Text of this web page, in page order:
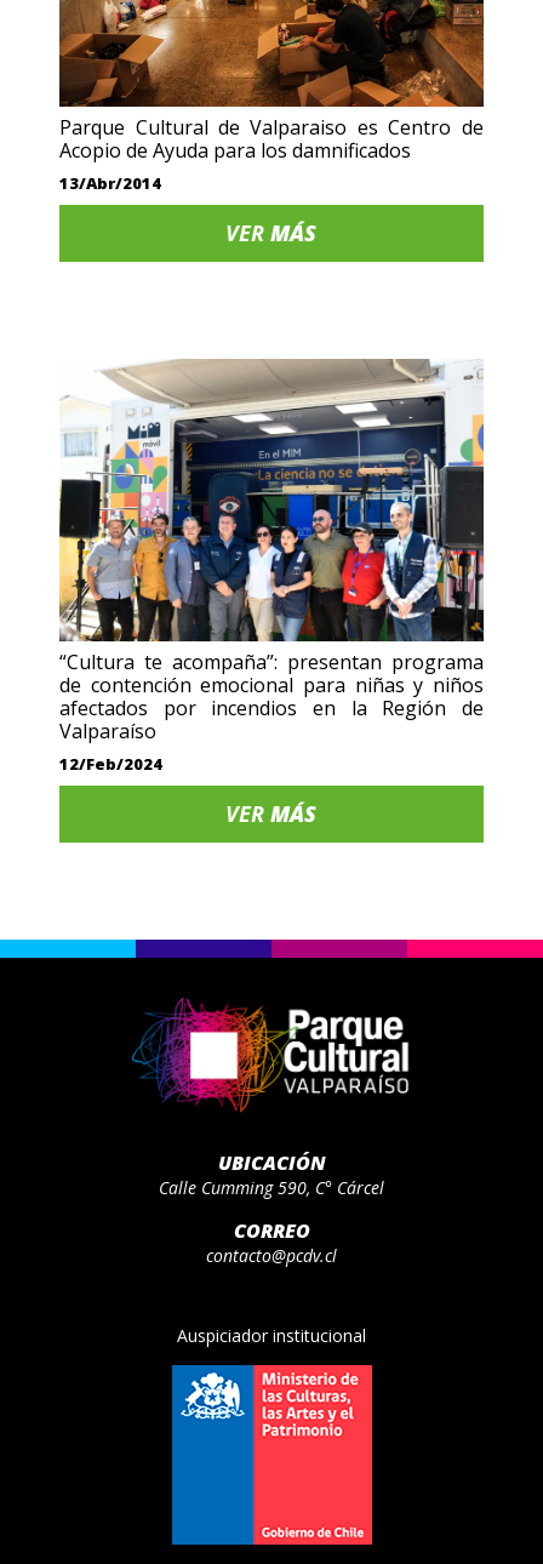
Parque Cultural de Valparaiso es Centro de
Acopio de Ayuda para los damnificados
13/Abr/2014
VERMÁS
“Cultura te acompaña”: presentan programa
de contención emocional para niñas y niños
afectados por incendios en la Región de
Valparaíso
12/Feb/2024
VERMÁS
UBICACIÓN
Calle Cumming 590, C° Cárcel
CORREO
contacto@pcdv.cl
Auspiciador institucional